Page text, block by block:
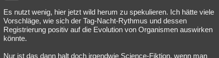
Es nutzt wenig, hier jetzt wild herum zu spekulieren. Ich hätte viele
Vorschläge, wie sich der Tag-Nacht-Rythmus und dessen
Registrierung positiv auf die Evolution von Organismen auswirken
könnte.
Nur ist das dann halt doch irgendwie Science-Fiktion, wenn man